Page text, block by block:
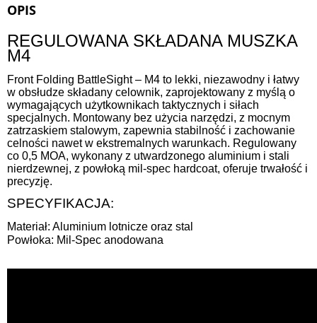
OPIS
REGULOWANA SKŁADANA MUSZKA
M4
Front Folding BattleSight – M4 to lekki, niezawodny i łatwy
w obsłudze składany celownik, zaprojektowany z myślą o
wymagających użytkownikach taktycznych i siłach
specjalnych. Montowany bez użycia narzędzi, z mocnym
zatrzaskiem stalowym, zapewnia stabilność i zachowanie
celności nawet w ekstremalnych warunkach. Regulowany
co 0,5 MOA, wykonany z utwardzonego aluminium i stali
nierdzewnej, z powłoką mil-spec hardcoat, oferuje trwałość i
precyzję.
SPECYFIKACJA:
Materiał: Aluminium lotnicze oraz stal
Powłoka: Mil-Spec anodowana